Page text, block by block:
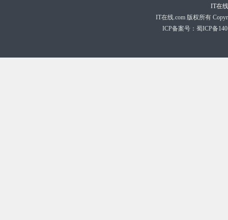
IT在
IT在线.com 版权所有
ICP备案号：蜀ICP备